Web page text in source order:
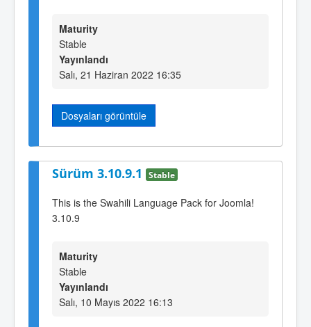
Maturity
Stable
Yayınlandı
Salı, 21 Haziran 2022 16:35
Dosyaları görüntüle
Sürüm 3.10.9.1 Stable
This is the Swahili Language Pack for Joomla!
3.10.9
Maturity
Stable
Yayınlandı
Salı, 10 Mayıs 2022 16:13